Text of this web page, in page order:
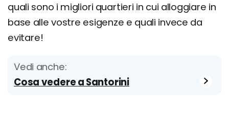
quali sono i migliori quartieri in cui alloggiare in
base alle vostre esigenze e quali invece da
evitare!
Vedi anche:
Cosa vedere a Santorini